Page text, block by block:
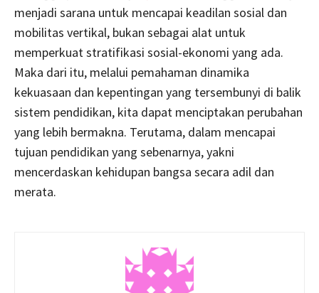
menjadi sarana untuk mencapai keadilan sosial dan
mobilitas vertikal, bukan sebagai alat untuk
memperkuat stratifikasi sosial-ekonomi yang ada.
Maka dari itu, melalui pemahaman dinamika
kekuasaan dan kepentingan yang tersembunyi di balik
sistem pendidikan, kita dapat menciptakan perubahan
yang lebih bermakna. Terutama, dalam mencapai
tujuan pendidikan yang sebenarnya, yakni
mencerdaskan kehidupan bangsa secara adil dan
merata.